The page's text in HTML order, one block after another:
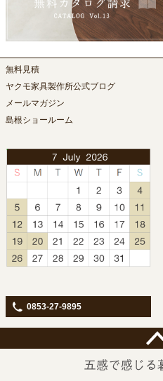
無料見積
ヤクモ家具製作所公式ブログ
メールマガジン
島根ショールーム
0853-27-9895